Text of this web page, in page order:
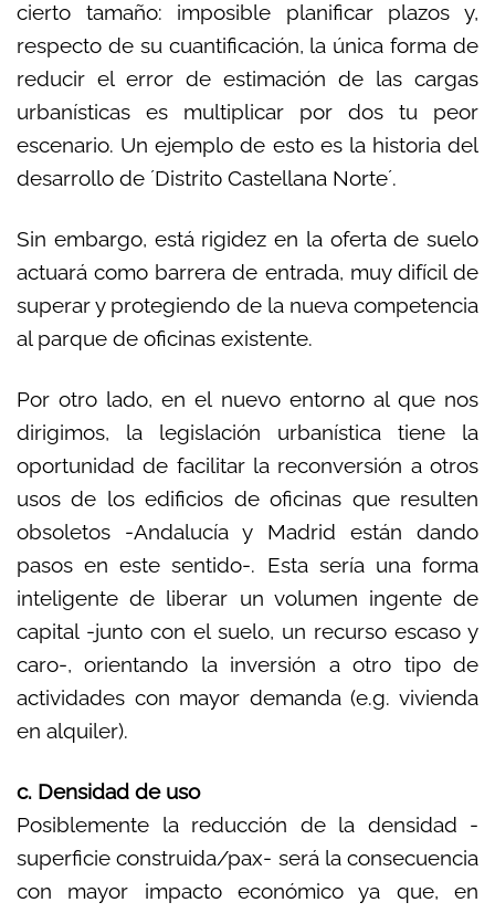
cierto tamaño: imposible planificar plazos y,
respecto de su cuantificación, la única forma de
reducir el error de estimación de las cargas
urbanísticas es multiplicar por dos tu peor
escenario. Un ejemplo de esto es la historia del
desarrollo de ´Distrito Castellana Norte´.
Sin embargo, está rigidez en la oferta de suelo
actuará como barrera de entrada, muy difícil de
superar y protegiendo de la nueva competencia
al parque de oficinas existente.
Por otro lado, en el nuevo entorno al que nos
dirigimos, la legislación urbanística tiene la
oportunidad de facilitar la reconversión a otros
usos de los edificios de oficinas que resulten
obsoletos -Andalucía y Madrid están dando
pasos en este sentido-. Esta sería una forma
inteligente de liberar un volumen ingente de
capital -junto con el suelo, un recurso escaso y
caro-, orientando la inversión a otro tipo de
actividades con mayor demanda (e.g. vivienda
en alquiler).
c. Densidad de uso
Posiblemente la reducción de la densidad -
superficie construida/pax- será la consecuencia
con mayor impacto económico ya que, en